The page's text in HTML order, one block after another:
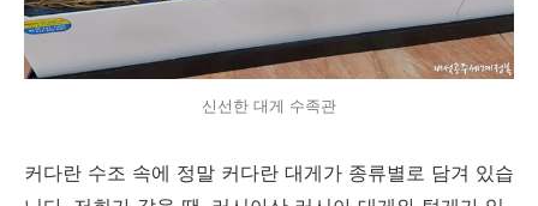
신선한 대게 수족관
커다란 수조 속에 정말 커다란 대게가 종류별로 담겨 있습